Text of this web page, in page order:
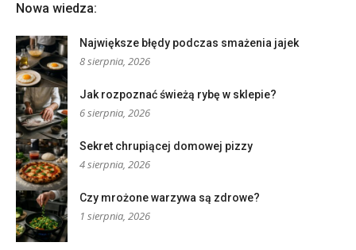
Nowa wiedza:
Największe błędy podczas smażenia jajek
8 sierpnia, 2026
Jak rozpoznać świeżą rybę w sklepie?
6 sierpnia, 2026
Sekret chrupiącej domowej pizzy
4 sierpnia, 2026
Czy mrożone warzywa są zdrowe?
1 sierpnia, 2026